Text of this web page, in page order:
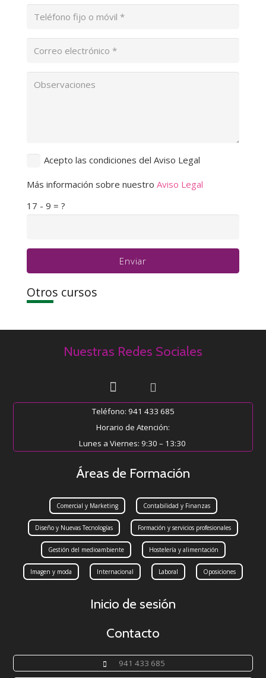
Acepto las condiciones del Aviso Legal
Más información sobre nuestro Aviso Legal
17 - 9 = ?
Enviar
Otros cursos
Nuestras Redes Sociales
Teléfono: 941 433 685
Horario de Atención:
Lunes a Viernes: 9:30 – 13:30
Áreas de Formación
Comercial y Marketing Contabilidad y Finanzas
Diseño y Nuevas Tecnologías Formación y servicios profesionales
Gestión del medioambiente Hostelería y alimentación
Imagen y moda Internacional Laboral Oposiciones
Inicio de sesión
Contacto
941 433 685